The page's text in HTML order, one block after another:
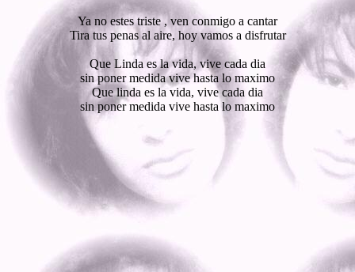
Ya no estes triste , ven conmigo a cantar
Tira tus penas al aire, hoy vamos a disfrutar
Que Linda es la vida, vive cada dia
sin poner medida vive hasta lo maximo
Que linda es la vida, vive cada dia
sin poner medida vive hasta lo maximo